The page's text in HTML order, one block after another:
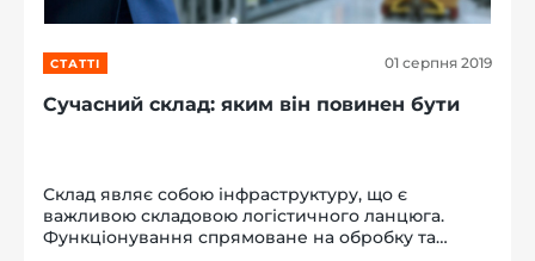
СТАТТІ 01 серпня 2019
Сучасний склад: яким він повинен бути
Склад являє собою інфраструктуру, що є
важливою складовою логістичного ланцюга.
Функціонування спрямоване на обробку та